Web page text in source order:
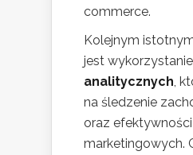
commerce.
Kolejnym
jest wykorzystanie
analitycznych ,
na śledzenie
oraz
marketingowych.